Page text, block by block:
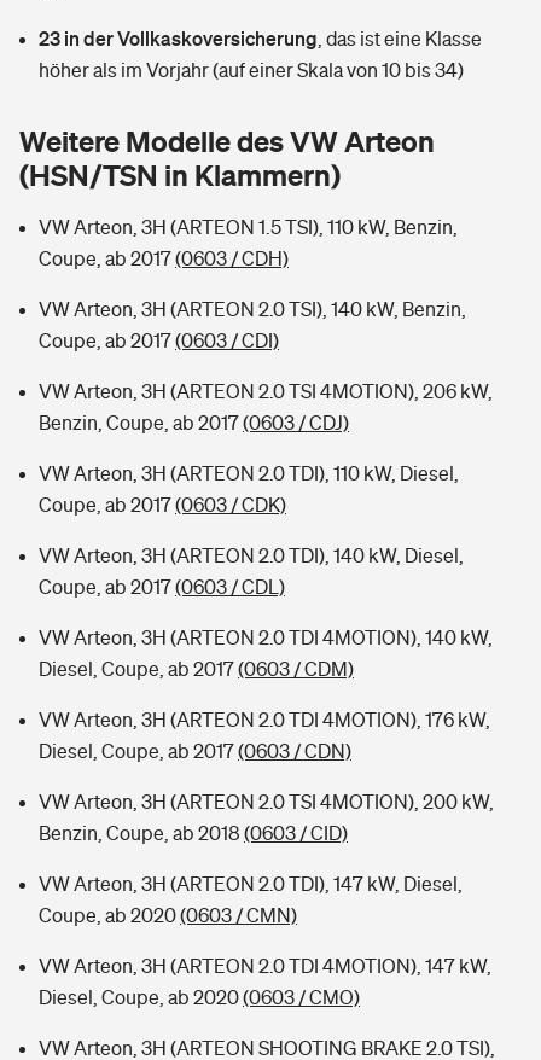
Tools
Hochwasser-Check: Wie gefährdet ist Ihr Haus?
Sie haben Fragen?
Handyversicherung
Private Cyberversicherung
Zur Übersicht
Tools
Kinderunfall-Check: Mehr Sicherheit für deine Kids
Typklassen: So ist Ihr Auto eingestuft
Sie haben Fragen?
Wer versichert was: Jetzt Versicherer finden
Rentenrechner: Wie viel Geld bekomme ich im Alter?
23 in der Vollkaskoversicherung das ist eine Klasse
höher als im Vorjahr (auf einer Skala von 10 bis 34)
Weitere Modelle des VW Arteon
(HSN/TSN in Klammern)
VW Arteon, 3H (ARTEON 1.5 TSI), 110 kW, Benzin,
Coupe, ab 2017(0603 / CDH)
VW Arteon, 3H (ARTEON 2.0 TSI), 140 kW, Benzin,
Coupe, ab 2017(0603 / CDI)
VW Arteon, 3H (ARTEON 2.0 TSI 4MOTION), 206 kW,
Benzin, Coupe, ab 2017(0603 / CDJ)
VW Arteon, 3H (ARTEON 2.0 TDI), 110 kW, Diesel,
Coupe, ab 2017(0603 / CDK)
VW Arteon, 3H (ARTEON 2.0 TDI), 140 kW, Diesel,
Coupe, ab 2017(0603 / CDL)
VW Arteon, 3H (ARTEON 2.0 TDI 4MOTION), 140 kW,
Diesel, Coupe, ab 2017(0603 / CDM)
VW Arteon, 3H (ARTEON 2.0 TDI 4MOTION), 176 kW,
Diesel, Coupe, ab 2017(0603 / CDN)
VW Arteon, 3H (ARTEON 2.0 TSI 4MOTION), 200 kW,
Benzin, Coupe, ab 2018 (0603 / CID)
VW Arteon, 3H (ARTEON 2.0 TDI), 147 kW, Diesel,
Coupe, ab 2020(0603 / CMN)
VW Arteon, 3H (ARTEON 2.0 TDI 4MOTION), 147 kW,
Diesel, Coupe, ab 2020(0603 / CMO)
VW Arteon, 3H (ARTEON SHOOTING BRAKE 2.0 TSI),